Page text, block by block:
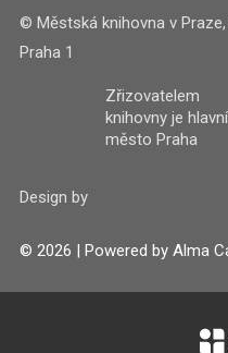
© Městská knihovna v
Praha 1
Zřizovatelem
knihovny je hlavní
město Praha
Design by
© 2026 | Powered by Alma